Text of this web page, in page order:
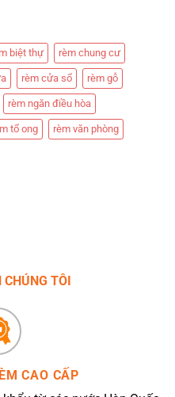
biệt thự rèm chung cư
rèm cửa sổ rèm gỗ
rèm ngăn điều hòa
tổ ong rèm văn phòng
TÔI
CAO CẤP